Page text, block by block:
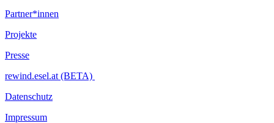
Partner*innen
Projekte
Presse
rewind.esel.at (BETA)
Datenschutz
Impressum